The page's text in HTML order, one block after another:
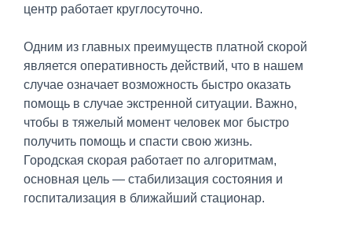
центр работает круглосуточно.
Одним из главных преимуществ платной скорой
является оперативность действий, что в нашем
случае означает возможность быстро оказать
помощь в случае экстренной ситуации. Важно,
чтобы в тяжелый момент человек мог быстро
получить помощь и спасти свою жизнь.
Городская скорая работает по алгоритмам,
основная цель — стабилизация состояния и
госпитализация в ближайший стационар.